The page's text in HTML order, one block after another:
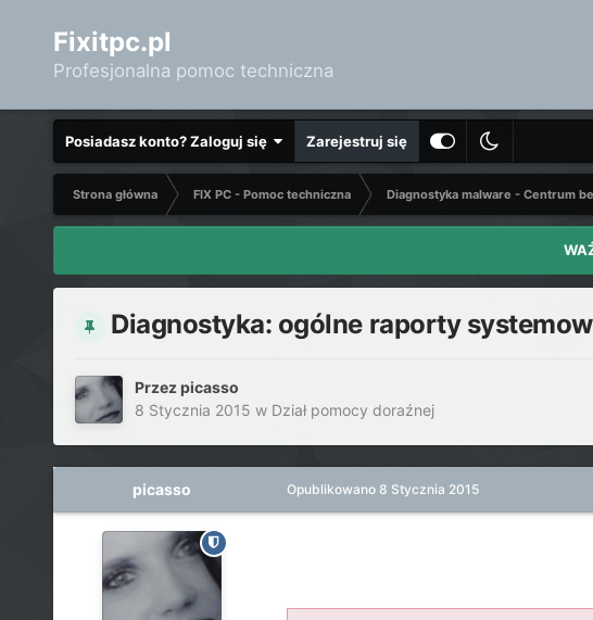
Fixitpc.pl
Profesjonalna pomoc techniczna
Posiadasz konto? Zaloguj się Zarejestruj się
Strona główna FIX PC - Pomoc techniczna Diagnostyka malware - Centrum
Diagnostyka: ogólne raporty
Przezpicasso
8 Stycznia 2015 w Dział pomocy doraźnej
picasso Opublikowano 8 Stycznia 2015